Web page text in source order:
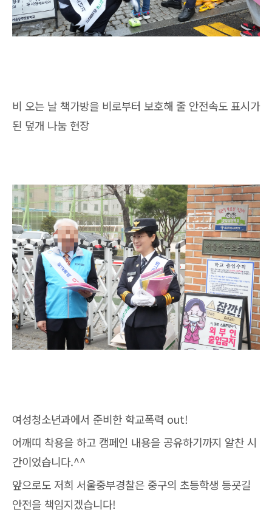
비 오는 날 책가방을 비로부터 보호해 줄 안전속도 표시가
된 덮개 나눔 현장
여성청소년과에서 준비한 학교폭력 out!
어깨띠 착용을 하고 캠페인 내용을 공유하기까지 알찬 시
간이었습니다.^^
앞으로도 저희 서울중부경찰은 중구의 초등학생 등굣길
안전을 책임지겠습니다!